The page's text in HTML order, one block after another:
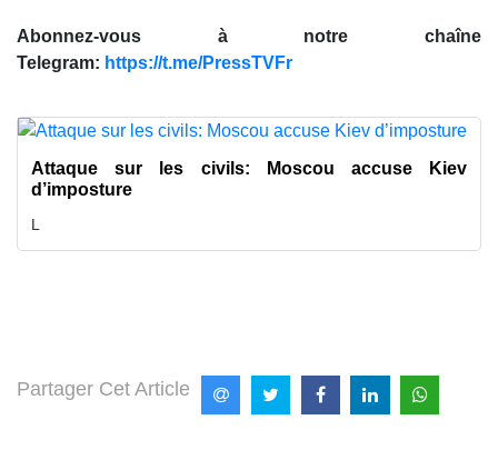
Abonnez-vous à notre chaîne
Telegram: https://t.me/PressTVFr
Attaque sur les civils: Moscou accuse Kiev
d’imposture
L
Partager Cet Article